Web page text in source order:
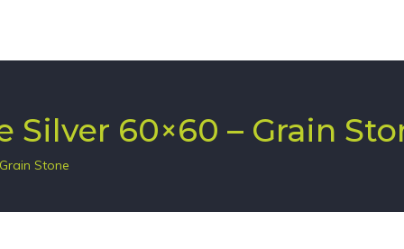
Silver 60×60 – Grain
Stone